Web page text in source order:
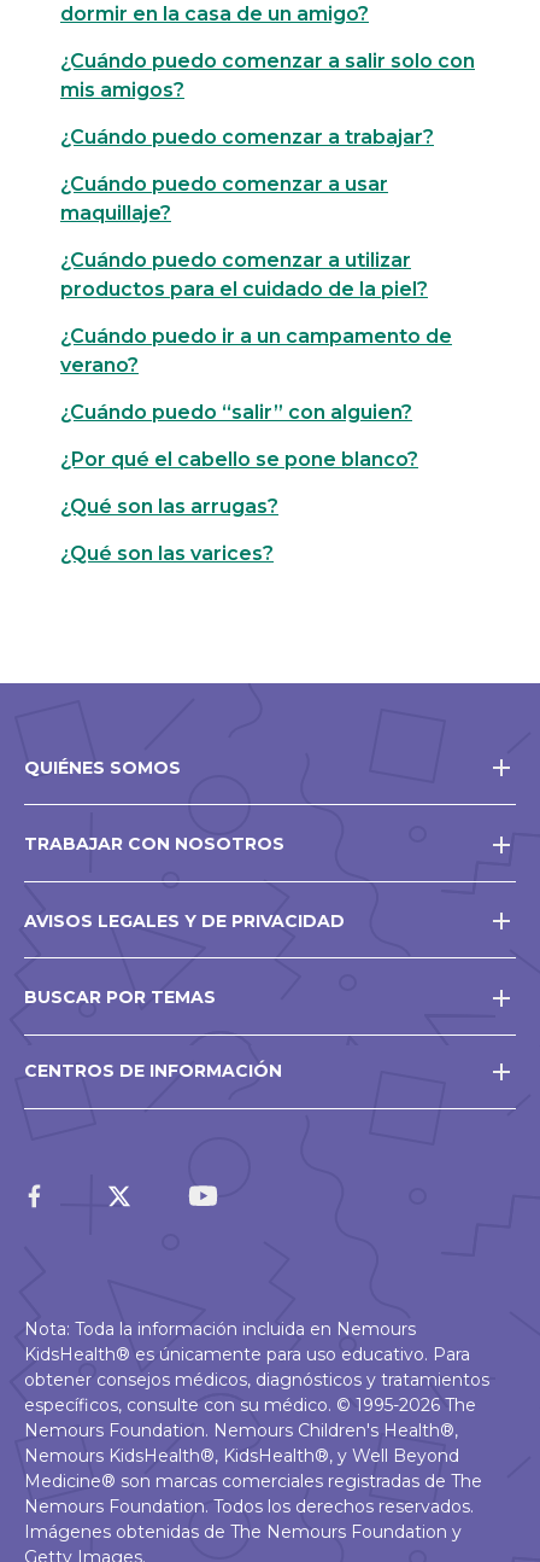
dormir en la casa de un amigo?
¿Cuándo puedo comenzar a salir solo con
mis amigos?
¿Cuándo puedo comenzar a trabajar?
¿Cuándo puedo comenzar a usar
maquillaje?
¿Cuándo puedo comenzar a utilizar
productos para el cuidado de la piel?
¿Cuándo puedo ir a un campamento de
verano?
¿Cuándo puedo “salir” con alguien?
¿Por qué el cabello se pone blanco?
¿Qué son las arrugas?
¿Qué son las varices?
QUIÉNES SOMOS
TRABAJAR CON NOSOTROS
AVISOS LEGALES Y DE PRIVACIDAD
BUSCAR POR TEMAS
CENTROS DE INFORMACIÓN
Nota: Toda la información incluida en Nemours
KidsHealth® es únicamente para uso educativo. Para
obtener consejos médicos, diagnósticos y tratamientos
específicos, consulte con su médico. © 1995-2026 The
Nemours Foundation. Nemours Children's Health®,
Nemours KidsHealth®, KidsHealth®, y Well Beyond
Medicine® son marcas comerciales registradas de The
Nemours Foundation. Todos los derechos reservados.
Imágenes obtenidas de The Nemours Foundation y
Getty Images.